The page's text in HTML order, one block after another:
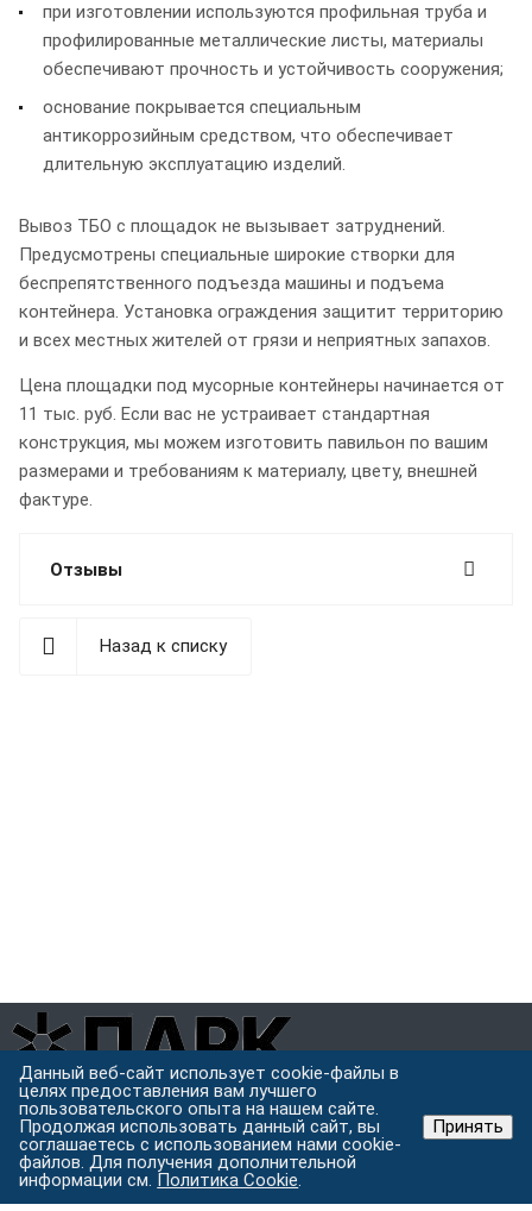
при изготовлении используются профильная труба и
профилированные металлические листы, материалы
обеспечивают прочность и устойчивость сооружения;
основание покрывается специальным
антикоррозийным средством, что обеспечивает
длительную эксплуатацию изделий.
Вывоз ТБО с площадок не вызывает затруднений.
Предусмотрены специальные широкие створки для
беспрепятственного подъезда машины и подъема
контейнера. Установка ограждения защитит территорию
и всех местных жителей от грязи и неприятных запахов.
Цена площадки под мусорные контейнеры начинается от
11 тыс. руб. Если вас не устраивает стандартная
конструкция, мы можем изготовить павильон по вашим
размерами и требованиям к материалу, цвету, внешней
фактуре.
Отзывы
Назад к списку
Завод металлоконструкций полного цикла в Хабаровске.
Проектируем, режем, варим и защищаем металл под одной
крышей.
Хабаровск, ул. Строительная 24 с.5
Пн–Пт: 9:00–18:00
Данный веб-сайт использует cookie-файлы в
целях предоставления вам лучшего
пользовательского опыта на нашем сайте.
Продолжая использовать данный сайт, вы
соглашаетесь с использованием нами cookie-
файлов. Для получения дополнительной
информации см. Политика Cookie.
Принять